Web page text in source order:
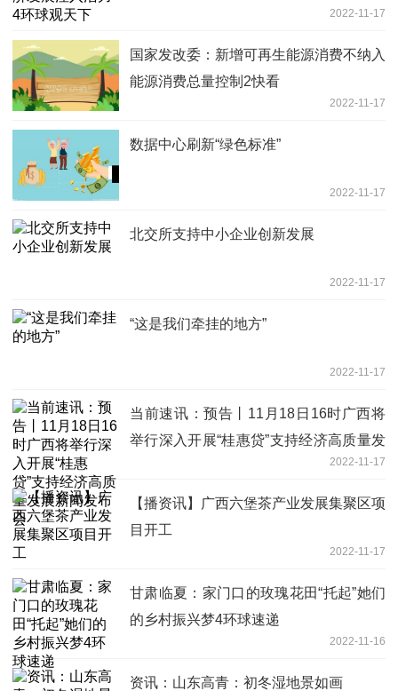
2022-11-17
国家发改委：新增可再生能源消费不纳入
能源消费总量控制2快看
2022-11-17
数据中心刷新“绿色标准”
2022-11-17
北交所支持中小企业创新发展
2022-11-17
“这是我们牵挂的地方”
2022-11-17
当前速讯：预告丨11月18日16时广西将
举行深入开展“桂惠贷”支持经济高质量发
2022-11-17
【播资讯】广西六堡茶产业发展集聚区项
目开工
2022-11-17
甘肃临夏：家门口的玫瑰花田“托起”她们
的乡村振兴梦4环球速递
2022-11-16
资讯：山东高青：初冬湿地景如画